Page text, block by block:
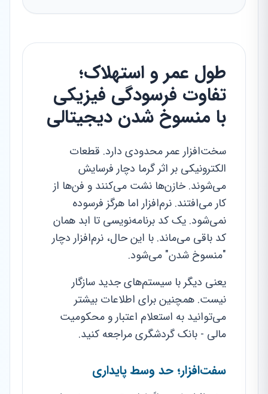
طول عمر و استهلاک؛
تفاوت فرسودگی فیزیکی
با منسوخ شدن دیجیتالی
سخت‌افزار عمر محدودی دارد. قطعات
الکترونیکی بر اثر گرما دچار فرسایش
می‌شوند. خازن‌ها نشت می‌کنند و فن‌ها از
کار می‌افتند. نرم‌افزار اما هرگز فرسوده
نمی‌شود. یک کد برنامه‌نویسی تا ابد همان
کد باقی می‌ماند. با این حال، نرم‌افزار دچار
"منسوخ شدن" می‌شود.
یعنی دیگر با سیستم‌های جدید سازگار
نیست. همچنین برای اطلاعات بیشتر
می‌توانید به استعلام اعتبار و محکومیت
مالی - بانک گردشگری مراجعه کنید.
سفت‌افزار؛ حد وسط پایداری